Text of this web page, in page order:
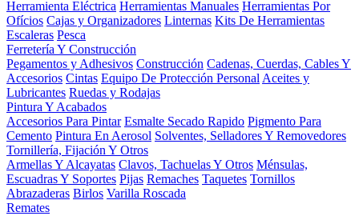
Herramienta Eléctrica Herramientas Manuales Herramientas Por
Ofícios Cajas y Organizadores Linternas Kits De Herramientas
Escaleras Pesca
Ferretería Y Construcción
Pegamentos y Adhesivos Construcción Cadenas, Cuerdas, Cables Y
Accesorios Cintas Equipo De Protección Personal Aceites y
Lubricantes Ruedas y Rodajas
Pintura Y Acabados
Accesorios Para Pintar Esmalte Secado Rapido Pigmento Para
Cemento Pintura En Aerosol Solventes, Selladores Y Removedores
Tornillería, Fijación Y Otros
Armellas Y Alcayatas Clavos, Tachuelas Y Otros Ménsulas,
Escuadras Y Soportes Pijas Remaches Taquetes Tornillos
Abrazaderas Birlos Varilla Roscada
Remates